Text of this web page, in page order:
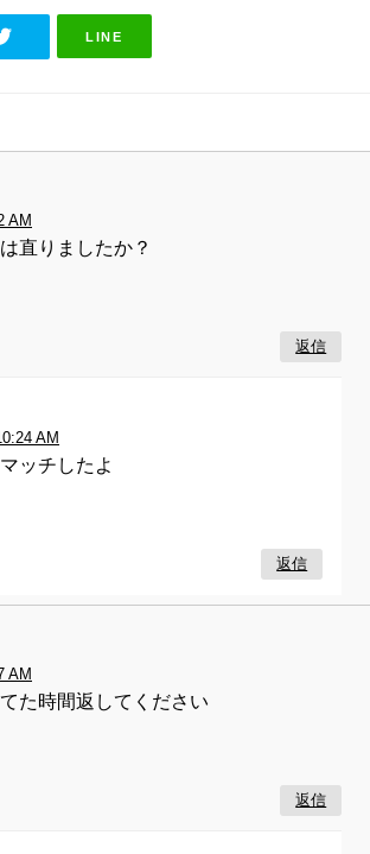
LINE
AM
直りましたか？
返信
AM
ッチしたよ
返信
AM
た時間返してください
返信